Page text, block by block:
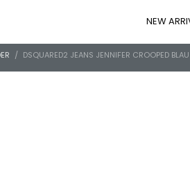
NEW
DSQUARED2 JEANS JENNIFER CROOPED BLAU